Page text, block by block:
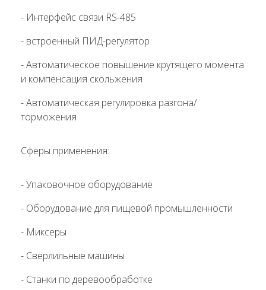
- Интерфейс связи RS-485
- встроенный ПИД-регулятор
- Автоматическое повышение крутящего момента
и компенсация скольжения
- Автоматическая регулировка разгона/
торможения
Сферы применения:
- Упаковочное оборудование
- Оборудование для пищевой промышленности
- Миксеры
- Сверлильные машины
- Станки по деревообработке